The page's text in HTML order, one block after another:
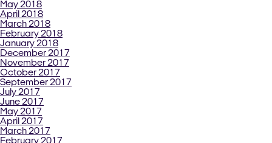
May 2018
April 2018
March 2018
February 2018
January 2018
December 2017
November 2017
October 2017
September 2017
July 2017
June 2017
May 2017
April 2017
March 2017